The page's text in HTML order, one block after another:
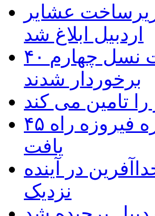
زیرساخت عشایر
اردبیل ابلاغ شد
۴۰ روستای شهرستان گِرمی از اینترنت نسل چهارم
برخوردار شدند
۴۵ اثر هنرمندان اردبیلی به غربالگری جشنواره فیروزه راه
یافت
در آینده
نزدیک